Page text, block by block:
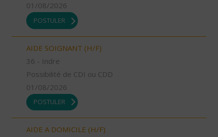
01/08/2026
POSTULER
AIDE SOIGNANT (H/F)
36 - Indre
Possibilité de CDI ou CDD
01/08/2026
POSTULER
AIDE A DOMICILE (H/F)